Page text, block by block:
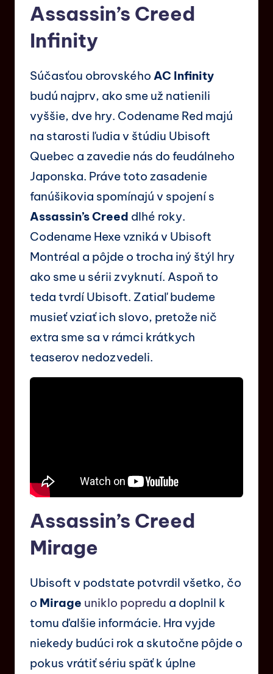
Assassin’s Creed
Infinity
Súčasťou obrovského AC Infinity
budú najprv, ako sme už natienili
vyššie, dve hry. Codename Red majú
na starosti ľudia v štúdiu Ubisoft
Quebec a zavedie nás do feudálneho
Japonska. Práve toto zasadenie
fanúšikovia spomínajú v spojení s
Assassin’s Creed dlhé roky.
Codename Hexe vzniká v Ubisoft
Montréal a pôjde o trocha iný štýl hry
ako sme u sérii zvyknutí. Aspoň to
teda tvrdí Ubisoft. Zatiaľ budeme
musieť vziať ich slovo, pretože nič
extra sme sa v rámci krátkych
teaserov nedozvedeli.
Assassin’s Creed
Mirage
Ubisoft v podstate potvrdil všetko, čo
o Mirage uniklo popredu a doplnil k
tomu ďalšie informácie. Hra vyjde
niekedy budúci rok a skutočne pôjde o
pokus vrátiť sériu späť k úplne